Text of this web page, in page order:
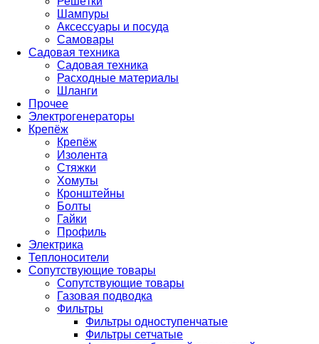
Шампуры
Аксессуары и посуда
Самовары
Садовая техника
Садовая техника
Расходные материалы
Шланги
Прочее
Электрогенераторы
Крепёж
Крепёж
Изолента
Стяжки
Хомуты
Кронштейны
Болты
Гайки
Профиль
Электрика
Теплоносители
Сопутствующие товары
Сопутствующие товары
Газовая подводка
Фильтры
Фильтры одноступенчатые
Фильтры сетчатые